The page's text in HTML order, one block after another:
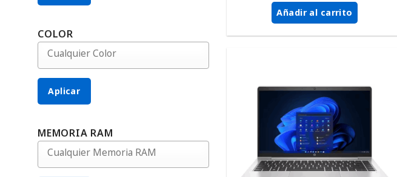
COLOR
Aplicar
MEMORIA RAM
Añadir al carrito